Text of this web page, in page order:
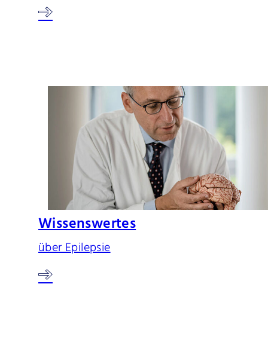
Wissenswertes
über Epilepsie